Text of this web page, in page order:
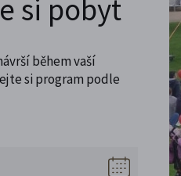
si pobyt
během vaší
si program podle